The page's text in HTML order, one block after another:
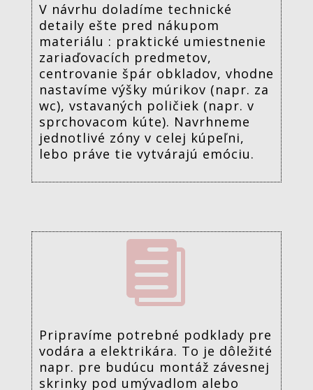
V návrhu doladíme technické
detaily ešte pred nákupom
materiálu : praktické umiestnenie
zariaďovacích predmetov,
centrovanie špár obkladov, vhodne
nastavíme výšky múrikov (napr. za
wc), vstavaných poličiek (napr. v
sprchovacom kúte). Navrhneme
jednotlivé zóny v celej kúpeľni,
lebo práve tie vytvárajú emóciu.

Pripravíme potrebné podklady pre
vodára a elektrikára. To je dôležité
napr. pre budúcu montáž závesnej
skrinky pod umývadlom alebo